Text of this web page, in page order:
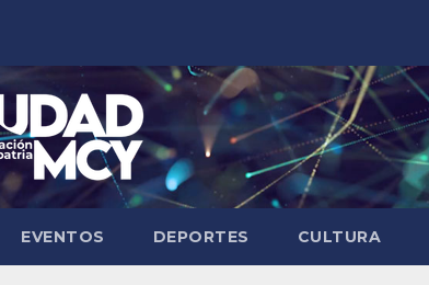
EVENTOS DEPORTES CULTURA